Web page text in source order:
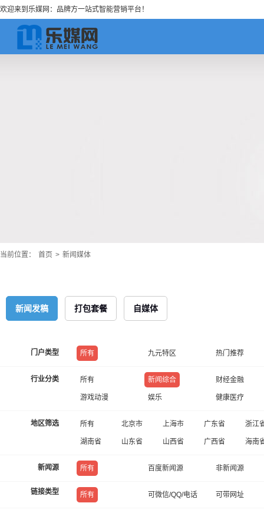
欢迎来到乐媒网：品牌方一站式智能营销平台！
当前位置： 首页 > 新闻媒体
新闻发稿 打包套餐 自媒体
门户类型 所有 九元特区 热门推荐
行业分类 所有 新闻综合 财经金融
游戏动漫 娱乐 健康医疗
地区筛选 所有 北京市 上海市 广东省 浙江
湖南省 山东省 山西省 广西省 海南
新闻源 所有 百度新闻源 非新闻源
链接类型 所有 可微信/QQ/电话 可带网址